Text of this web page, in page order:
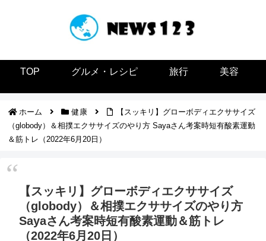
TOP グルメ・レシピ 旅行 美容
ホーム 健康
【スッキリ】グローボディエクササイズ
（globody）＆相撲エクササイズのやり方 Sayaさん考案時短有酸素運動
＆筋トレ（2022年6月20日）
【スッキリ】グローボディエクササイズ
（globody）＆相撲エクササイズのやり方
Sayaさん考案時短有酸素運動＆筋トレ
（2022年6月20日）